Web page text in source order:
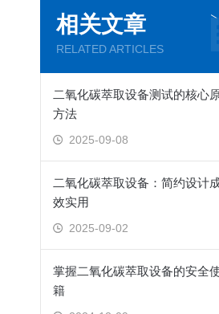
相关文章
RELATED ARTICLES
二氧化碳萃取设备测试的核心
方法
2025-09-08
二氧化碳萃取设备：简约设计
效实用
2025-09-02
掌握二氧化碳萃取设备的安全
籍